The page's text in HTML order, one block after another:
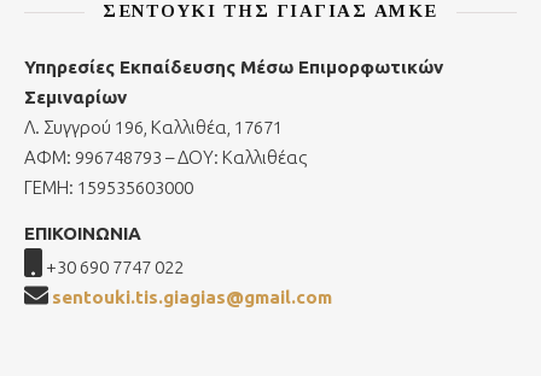
ΣΕΝΤΟΎΚΙ ΤΗΣ ΓΙΑΓΙΆΣ ΑΜΚΕ
Υπηρεσίες Εκπαίδευσης Μέσω Επιμορφωτικών
Σεμιναρίων
Λ. Συγγρού 196, Καλλιθέα, 17671
ΑΦΜ: 996748793 – ΔΟΥ: Καλλιθέας
ΓΕΜΗ: 159535603000
ΕΠΙΚΟΙΝΩΝΙΑ
+30 690 7747 022
sentouki.tis.giagias@gmail.com